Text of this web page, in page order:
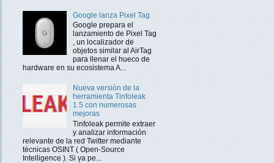
Google lanza Pixel Tag
Google prepara el
lanzamiento de Pixel Tag
, un localizador de
objetos similar al AirTag
para llenar el hueco de
hardware en su ecosistema A...
Nueva versión de la
herramienta Tinfoleak
1.5 con numerosas
mejoras
Tinfoleak permite extraer
y analizar información
relevante de la red Twitter mediante
técnicas OSINT ( Open-Source
Intelligence ). Si ya pe...